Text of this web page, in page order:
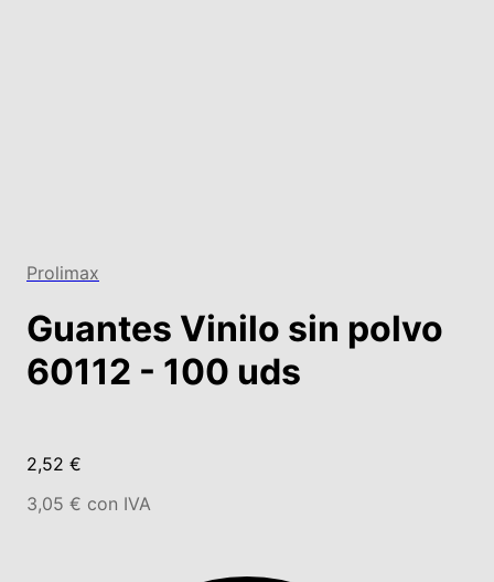
Prolimax
Guantes Vinilo sin polvo
60112 - 100 uds
2,52 €
3,05 € con IVA